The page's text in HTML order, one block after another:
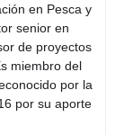
en Pesca y
senior en
de proyectos
miembro del
por la
por su aporte